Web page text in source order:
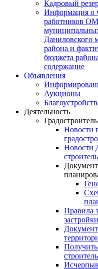
Кадровый
Информация о
работников
Даниловского
района и
бюджета
содержание
Объявления
Аукционы
Деятельность
Новости
Новости
Правила
застройки
Получить